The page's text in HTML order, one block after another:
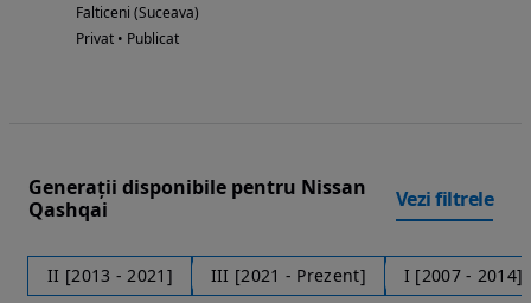
Falticeni (Suceava)
Privat • Publicat
Generații disponibile pentru Nissan
Qashqai
Vezi filtrele
II [2013 - 2021] III [2021 - Prezent] I [2007 - 2014]